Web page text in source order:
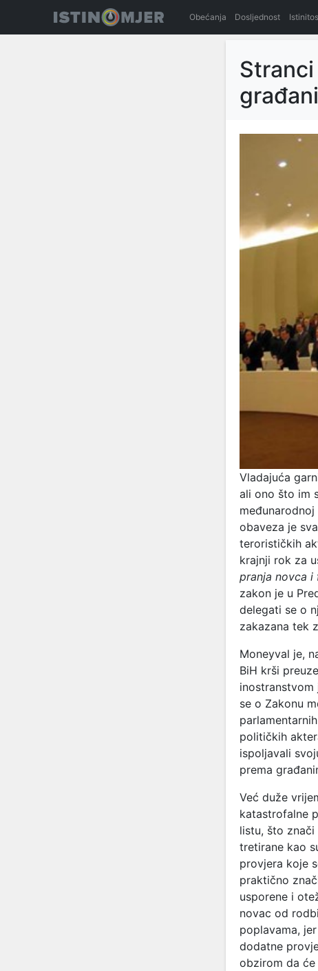
Obećanja Dosljednost
Vladajuća
ali ono što im
obaveza je
terorističkih
krajnji rok za
pranja novca i
zakon je u
delegati se o
zakazana tek
Moneyval je,
BiH krši
inostranstvom
se o Zakonu
političkih
ispoljavali
prema
Već duže
katastrofalne
listu, što
tretirane kao
provjera koje
praktično
usporene i
novac od
poplavama,
dodatne
obzirom da će